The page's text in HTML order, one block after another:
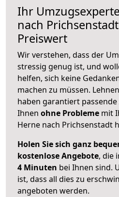
Ihr
nach Prichsenstadt
Preiswert
Wir verstehen, dass der
stressig genug ist, und
helfen, sich keine
machen zu müssen.
haben garantiert
Ihnen ohne Probleme mit
Herne nach Prichsenstadt
Holen Sie sich ganz
kostenlose Angebote, die
4 Minuten bei Ihnen sind.
ist, dass all dies zu
angeboten werden.